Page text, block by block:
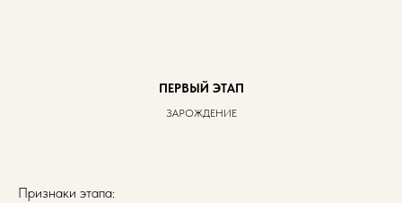
ПЕРВЫЙ ЭТАП
ЗАРОЖДЕНИЕ
Признаки этапа: